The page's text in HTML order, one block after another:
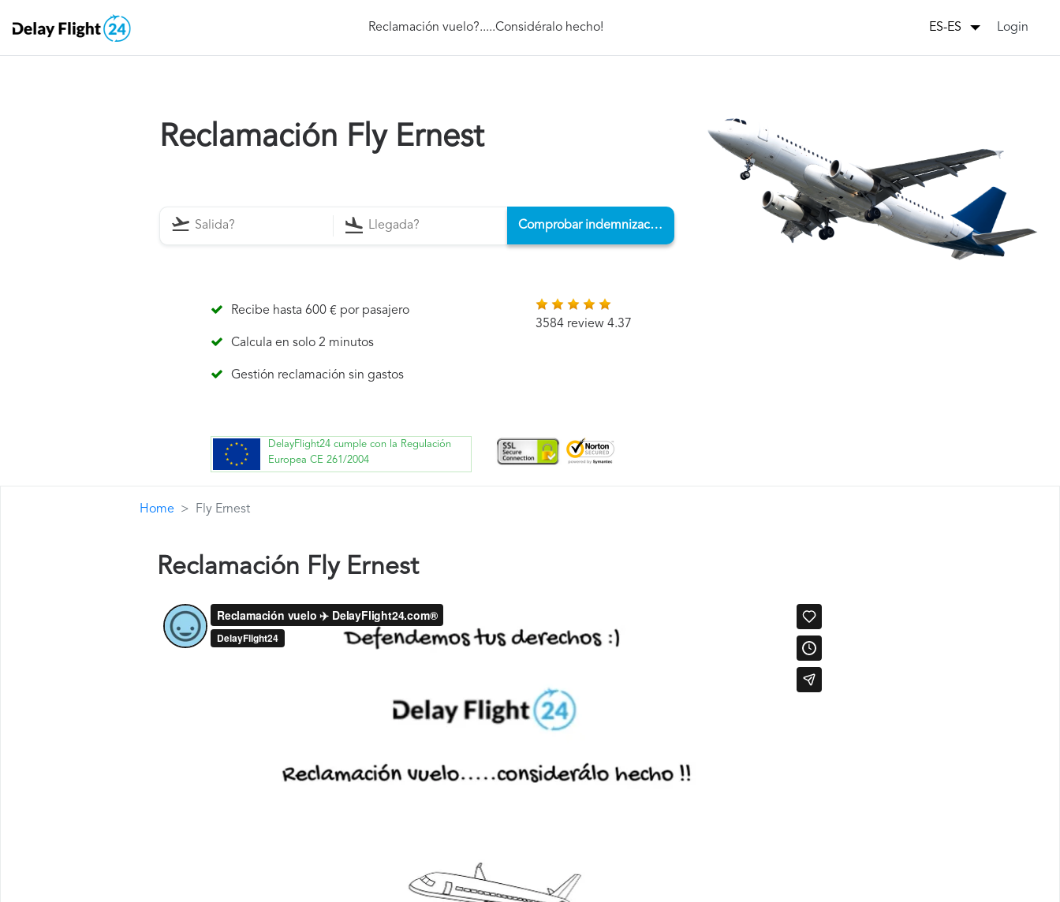
Reclamación vuelo?.....Considéralo hecho! ES-ES Login
Reclamación Fly Ernest
Comprobar indemnización
Recibe hasta 600 € por pasajero
Calcula en solo 2 minutos
Gestión reclamación sin gastos
3584 review 4.37
DelayFlight24 cumple con la Regulación
Europea CE 261/2004
Home Fly Ernest
Reclamación Fly Ernest